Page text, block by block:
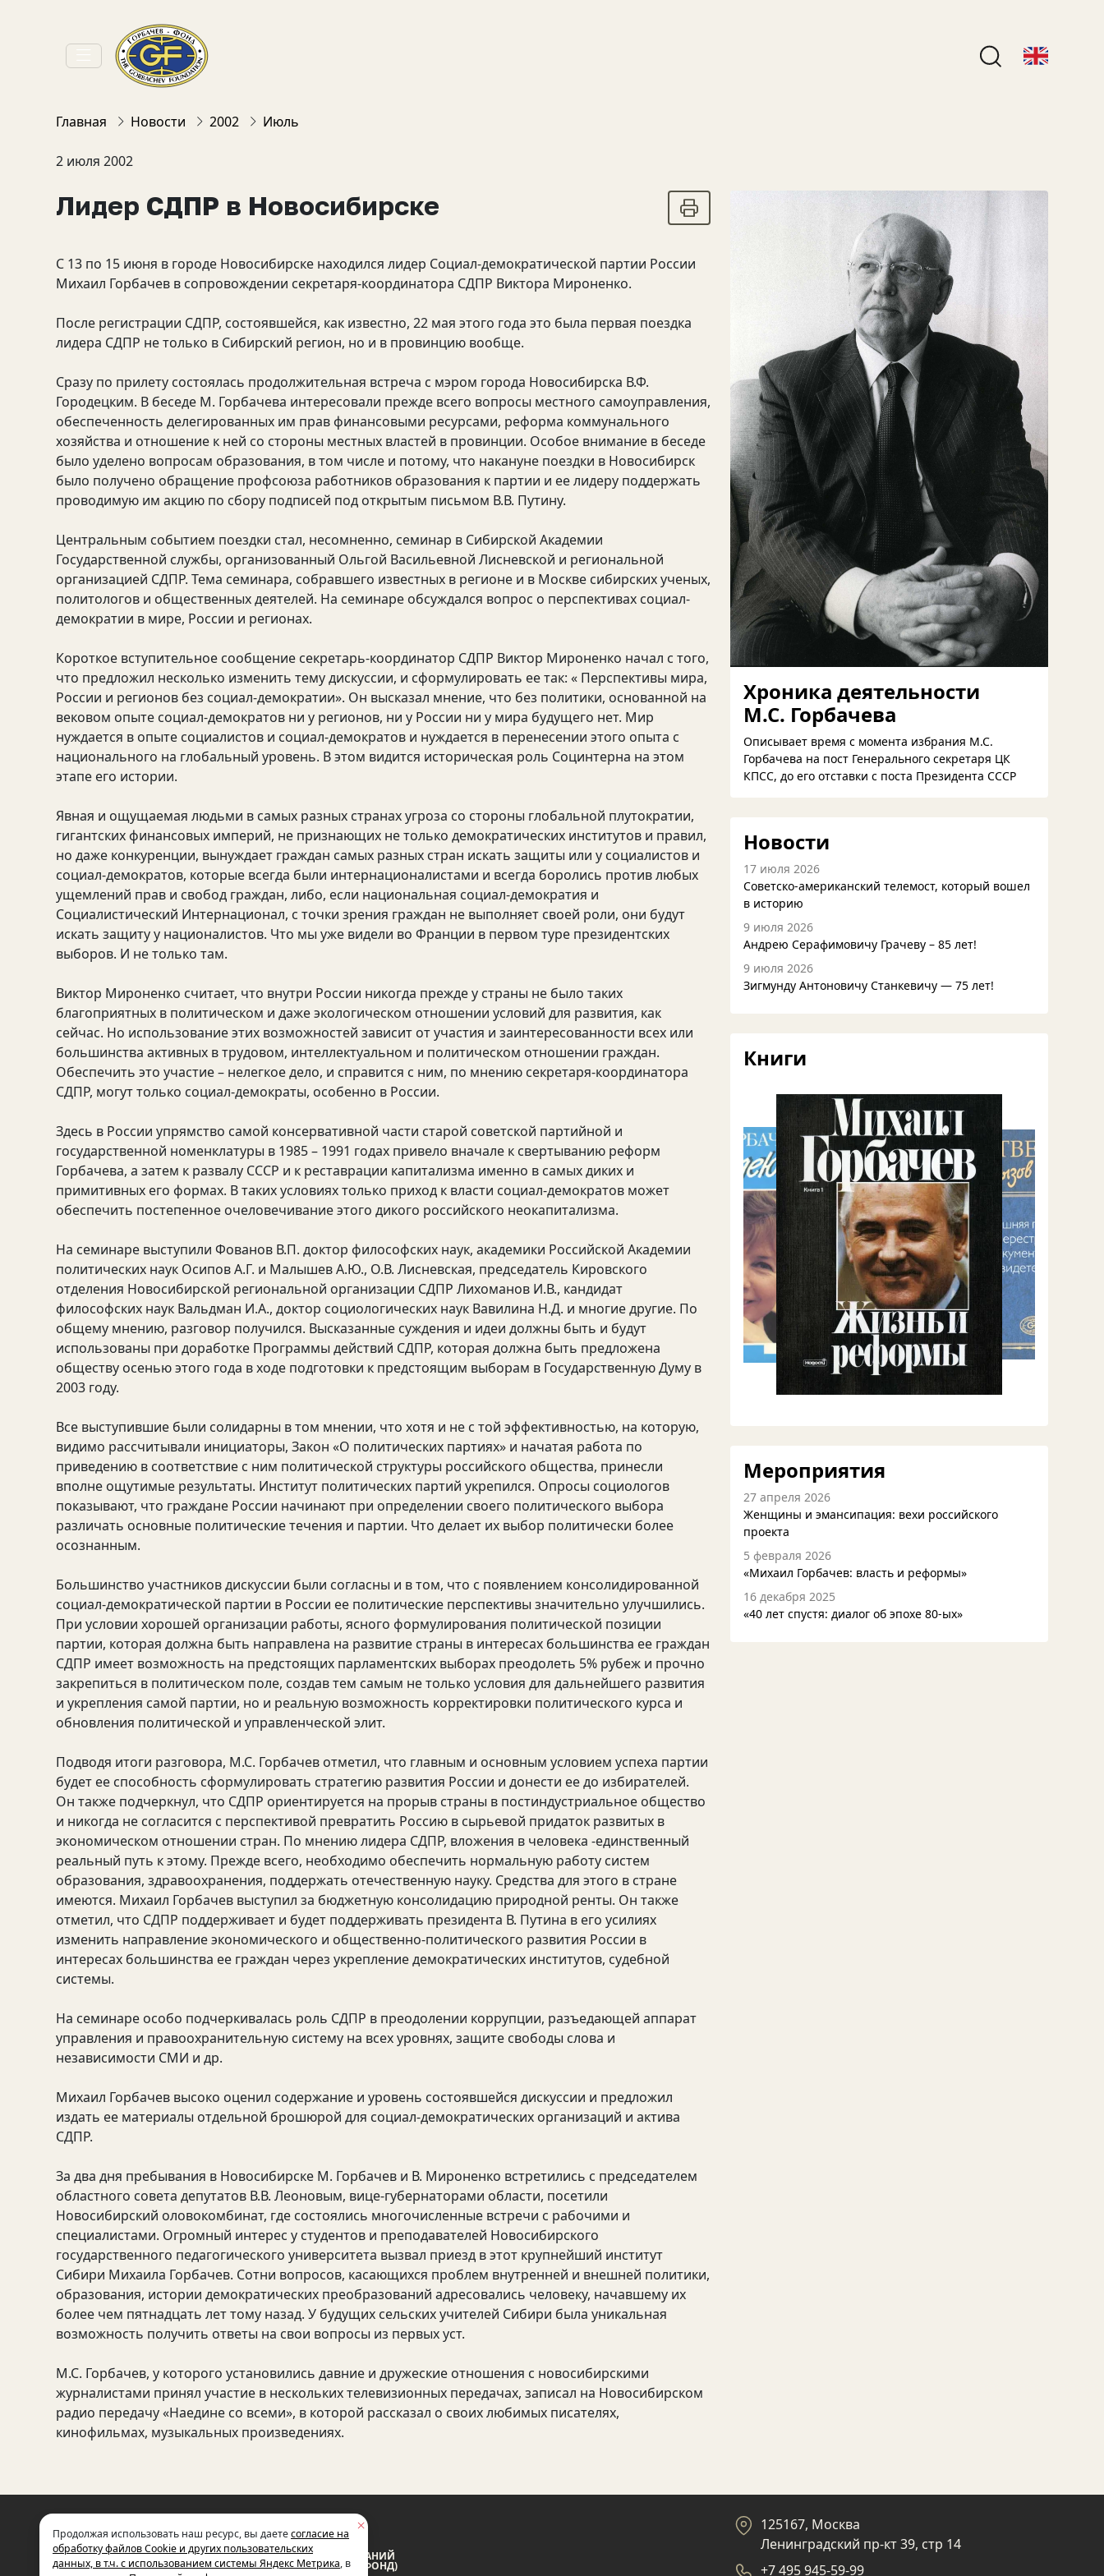
Главная Новости 2002 Июль
2 июля 2002
Лидер СДПР в Новосибирске
C 13 по 15 июня в городе Новосибирске находился лидер Социал-демократической партии России
Михаил Горбачев в сопровождении секретаря-координатора СДПР Виктора Мироненко.
После регистрации СДПР, состоявшейся, как известно, 22 мая этого года это была первая поездка
лидера СДПР не только в Сибирский регион, но и в провинцию вообще.
Сразу по прилету состоялась продолжительная встреча с мэром города Новосибирска В.Ф.
Городецким. В беседе М. Горбачева интересовали прежде всего вопросы местного самоуправления,
обеспеченность делегированных им прав финансовыми ресурсами, реформа коммунального
хозяйства и отношение к ней со стороны местных властей в провинции. Особое внимание в беседе
было уделено вопросам образования, в том числе и потому, что накануне поездки в Новосибирск
было получено обращение профсоюза работников образования к партии и ее лидеру поддержать
проводимую им акцию по сбору подписей под открытым письмом В.В. Путину.
Центральным событием поездки стал, несомненно, семинар в Сибирской Академии
Государственной службы, организованный Ольгой Васильевной Лисневской и региональной
организацией СДПР. Тема семинара, собравшего известных в регионе и в Москве сибирских ученых,
политологов и общественных деятелей. На семинаре обсуждался вопрос о перспективах социал-
демократии в мире, России и регионах.
Короткое вступительное сообщение секретарь-координатор СДПР Виктор Мироненко начал с того,
что предложил несколько изменить тему дискуссии, и сформулировать ее так: « Перспективы мира,
России и регионов без социал-демократии». Он высказал мнение, что без политики, основанной на
вековом опыте социал-демократов ни у регионов, ни у России ни у мира будущего нет. Мир
нуждается в опыте социалистов и социал-демократов и нуждается в перенесении этого опыта с
национального на глобальный уровень. В этом видится историческая роль Социнтерна на этом
этапе его истории.
Явная и ощущаемая людьми в самых разных странах угроза со стороны глобальной плутократии,
гигантских финансовых империй, не признающих не только демократических институтов и правил,
но даже конкуренции, вынуждает граждан самых разных стран искать защиты или у социалистов и
социал-демократов, которые всегда были интернационалистами и всегда боролись против любых
ущемлений прав и свобод граждан, либо, если национальная социал-демократия и
Социалистический Интернационал, с точки зрения граждан не выполняет своей роли, они будут
искать защиту у националистов. Что мы уже видели во Франции в первом туре президентских
выборов. И не только там.
Виктор Мироненко считает, что внутри России никогда прежде у страны не было таких
благоприятных в политическом и даже экологическом отношении условий для развития, как
сейчас. Но использование этих возможностей зависит от участия и заинтересованности всех или
большинства активных в трудовом, интеллектуальном и политическом отношении граждан.
Обеспечить это участие – нелегкое дело, и справится с ним, по мнению секретаря-координатора
СДПР, могут только социал-демократы, особенно в России.
Здесь в России упрямство самой консервативной части старой советской партийной и
государственной номенклатуры в 1985 – 1991 годах привело вначале к свертыванию реформ
Горбачева, а затем к развалу СССР и к реставрации капитализма именно в самых диких и
примитивных его формах. В таких условиях только приход к власти социал-демократов может
обеспечить постепенное очеловечивание этого дикого российского неокапитализма.
На семинаре выступили Фованов В.П. доктор философских наук, академики Российской Академии
политических наук Осипов А.Г. и Малышев А.Ю., О.В. Лисневская, председатель Кировского
отделения Новосибирской региональной организации СДПР Лихоманов И.В., кандидат
философских наук Вальдман И.А., доктор социологических наук Вавилина Н.Д. и многие другие. По
общему мнению, разговор получился. Высказанные суждения и идеи должны быть и будут
использованы при доработке Программы действий СДПР, которая должна быть предложена
обществу осенью этого года в ходе подготовки к предстоящим выборам в Государственную Думу в
2003 году.
Все выступившие были солидарны в том мнении, что хотя и не с той эффективностью, на которую,
видимо рассчитывали инициаторы, Закон «О политических партиях» и начатая работа по
приведению в соответствие с ним политической структуры российского общества, принесли
вполне ощутимые результаты. Институт политических партий укрепился. Опросы социологов
показывают, что граждане России начинают при определении своего политического выбора
различать основные политические течения и партии. Что делает их выбор политически более
осознанным.
Большинство участников дискуссии были согласны и в том, что с появлением консолидированной
социал-демократической партии в России ее политические перспективы значительно улучшились.
При условии хорошей организации работы, ясного формулирования политической позиции
партии, которая должна быть направлена на развитие страны в интересах большинства ее граждан
СДПР имеет возможность на предстоящих парламентских выборах преодолеть 5% рубеж и прочно
закрепиться в политическом поле, создав тем самым не только условия для дальнейшего развития
и укрепления самой партии, но и реальную возможность корректировки политического курса и
обновления политической и управленческой элит.
Подводя итоги разговора, М.С. Горбачев отметил, что главным и основным условием успеха партии
будет ее способность сформулировать стратегию развития России и донести ее до избирателей.
Он также подчеркнул, что СДПР ориентируется на прорыв страны в постиндустриальное общество
и никогда не согласится с перспективой превратить Россию в сырьевой придаток развитых в
экономическом отношении стран. По мнению лидера СДПР, вложения в человека -единственный
реальный путь к этому. Прежде всего, необходимо обеспечить нормальную работу систем
образования, здравоохранения, поддержать отечественную науку. Средства для этого в стране
имеются. Михаил Горбачев выступил за бюджетную консолидацию природной ренты. Он также
отметил, что СДПР поддерживает и будет поддерживать президента В. Путина в его усилиях
изменить направление экономического и общественно-политического развития России в
интересах большинства ее граждан через укрепление демократических институтов, судебной
системы.
На семинаре особо подчеркивалась роль СДПР в преодолении коррупции, разъедающей аппарат
управления и правоохранительную систему на всех уровнях, защите свободы слова и
независимости СМИ и др.
Михаил Горбачев высоко оценил содержание и уровень состоявшейся дискуссии и предложил
издать ее материалы отдельной брошюрой для социал-демократических организаций и актива
СДПР.
За два дня пребывания в Новосибирске М. Горбачев и В. Мироненко встретились с председателем
областного совета депутатов В.В. Леоновым, вице-губернаторами области, посетили
Новосибирский оловокомбинат, где состоялись многочисленные встречи с рабочими и
специалистами. Огромный интерес у студентов и преподавателей Новосибирского
государственного педагогического университета вызвал приезд в этот крупнейший институт
Сибири Михаила Горбачев. Сотни вопросов, касающихся проблем внутренней и внешней политики,
образования, истории демократических преобразований адресовались человеку, начавшему их
более чем пятнадцать лет тому назад. У будущих сельских учителей Сибири была уникальная
возможность получить ответы на свои вопросы из первых уст.
М.С. Горбачев, у которого установились давние и дружеские отношения с новосибирскими
журналистами принял участие в нескольких телевизионных передачах, записал на Новосибирском
радио передачу «Наедине со всеми», в которой рассказал о своих любимых писателях,
кинофильмах, музыкальных произведениях.
Хроника деятельности
М.С. Горбачева
Описывает время с момента избрания М.С.
Горбачева на пост Генерального секретаря ЦК
КПСС, до его отставки с поста Президента СССР
Новости
17 июля 2026
Советско-американский телемост, который вошел
в историю
9 июля 2026
Андрею Серафимовичу Грачеву – 85 лет!
9 июля 2026
Зигмунду Антоновичу Станкевичу — 75 лет!
Книги
Мероприятия
27 апреля 2026
Женщины и эмансипация: вехи российского
проекта
5 февраля 2026
«Михаил Горбачев: власть и реформы»
16 декабря 2025
«40 лет спустя: диалог об эпохе 80-ых»
МЕЖДУНАРОДНЫЙ ФОНД
СОЦИАЛЬНО-ЭКОНОМИЧЕСКИХ
И ПОЛИТОЛОГИЧЕСКИХ ИССЛЕДОВАНИЙ
ИМЕНИ М.С. ГОРБАЧЕВА (ГОРБАЧЕВ-ФОНД)
125167, Москва
Ленинградский пр-кт 39, стр 14
+7 495 945-59-99
Продолжая использовать наш ресурс, вы даетесогласие на
обработку файлов Cookie и других пользовательских
данных, в т.ч. с использованием системы Яндекс Метрика, в